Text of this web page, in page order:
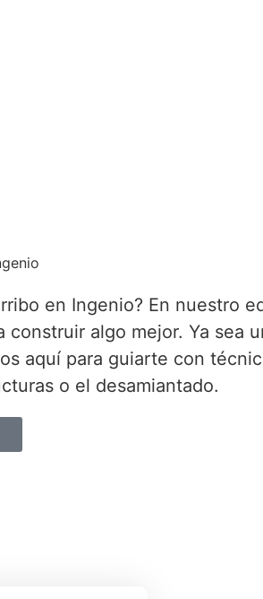
en Ingenio? En nuestro
algo mejor. Ya sea
aquí para guiarte con
o el desamiantado.